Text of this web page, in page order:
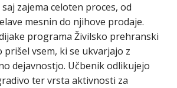
zajema celoten proces, od
mesnin do njihove prodaje.
programa Živilsko prehranski
vsem, ki se ukvarjajo z
dejavnostjo. Učbenik odlikujejo
ter vrsta aktivnosti za